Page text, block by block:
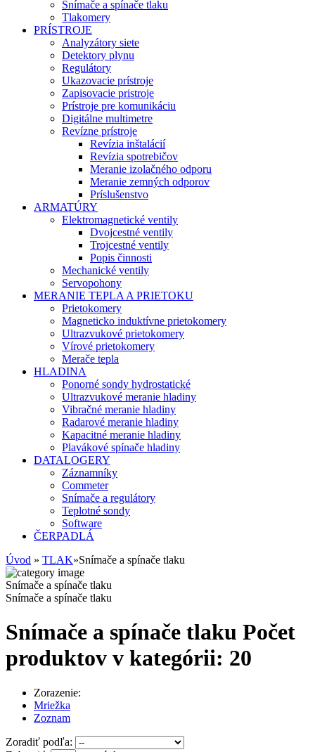
Snímače a spínače tlaku
Tlakomery
PRÍSTROJE
Analyzátory siete
Detektory plynu
Regulátory
Ukazovacie prístroje
Zapisovacie pristroje
Prístroje pre komunikáciu
Digitálne multimetre
Revízne prístroje
Revízia inštalácií
Revízia spotrebičov
Meranie izolačného odporu
Meranie zemných odporov
Príslušenstvo
ARMATÚRY
Elektromagnetické ventily
Dvojcestné ventily
Trojcestné ventily
Popis činnosti
Mechanické ventily
Servopohony
MERANIE TEPLA A PRIETOKU
Prietokomery
Magneticko induktívne prietokomery
Ultrazvukové prietokomery
Vírové prietokomery
Merače tepla
HLADINA
Ponorné sondy hydrostatické
Ultrazvukové meranie hladiny
Vibračné meranie hladiny
Radarové meranie hladiny
Kapacitné meranie hladiny
Plavákové spínače hladiny
DATALOGERY
Záznamníky
Commeter
Snímače a regulátory
Teplotné sondy
Software
ČERPADLÁ
Úvod » TLAK»Snímače a spínače tlaku
Snímače a spínače tlaku
Snímače a spínače tlaku
Snímače a spínače tlaku Počet
produktov v kategórii: 20
Zorazenie:
Mriežka
Zoznam
Zoradiť podľa: